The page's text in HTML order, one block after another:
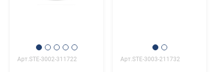
Арт.STE-3002-311722 Арт.STE-3003-211732